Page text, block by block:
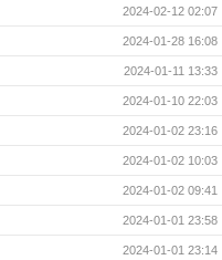
2024-02-12 02:07
2024-01-28 16:08
2024-01-11 13:33
2024-01-10 22:03
2024-01-02 23:16
2024-01-02 10:03
2024-01-02 09:41
2024-01-01 23:58
2024-01-01 23:14